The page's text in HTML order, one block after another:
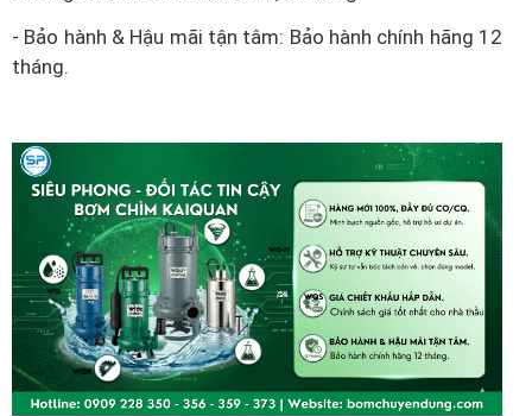
- Bảo hành & Hậu mãi tận tâm: Bảo hành chính hãng 12
tháng.